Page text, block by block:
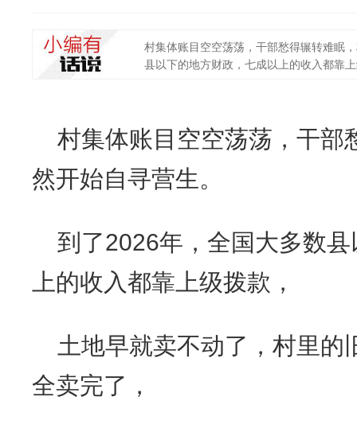
村集体账目空空荡荡，干部愁得辗转难眠
县以下的地方财政，七成以上的收入都靠
村集体账目空空荡荡，干部
然开始自寻营生。
到了2026年，全国大多数
上的收入都靠上级拨款，
土地早就卖不动了，村里的
全卖完了，